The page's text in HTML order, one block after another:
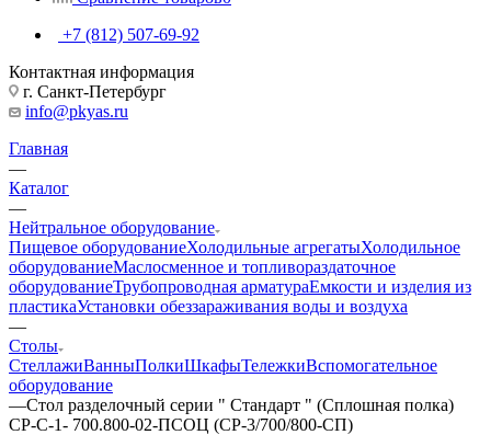
+7 (812) 507-69-92
Контактная информация
г. Санкт-Петербург
info@pkyas.ru
Главная
—
Каталог
—
Нейтральное оборудование
Пищевое оборудованиеХолодильные агрегатыХолодильное
оборудованиеМаслосменное и топливораздаточное
оборудованиеТрубопроводная арматураЕмкости и изделия из
пластикаУстановки обеззараживания воды и воздуха
—
Столы
СтеллажиВанныПолкиШкафыТележкиВспомогательное
оборудование
—Стол разделочный серии " Стандарт " (Сплошная полка)
СР-С-1- 700.800-02-ПСОЦ (СР-3/700/800-СП)